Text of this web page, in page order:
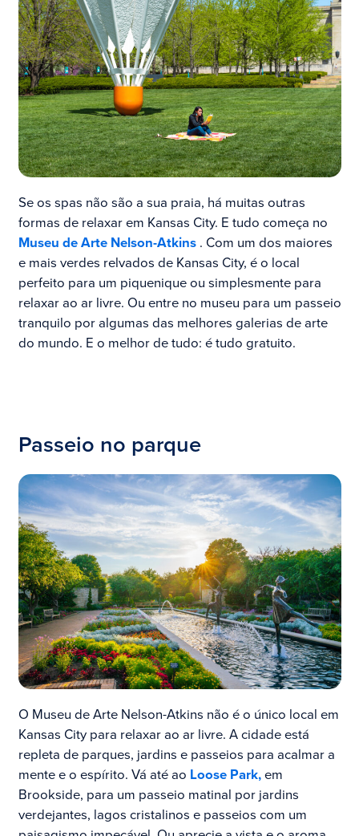
Se os spas não são a sua praia, há muitas outras
formas de relaxar em Kansas City. E tudo começa no
Museu de Arte Nelson-Atkins. Com um dos maiores
e mais verdes relvados de Kansas City, é o local
perfeito para um piquenique ou simplesmente para
relaxar ao ar livre. Ou entre no museu para um passeio
tranquilo por algumas das melhores galerias de arte
do mundo. E o melhor de tudo: é tudo gratuito.
Passeio no parque
O Museu de Arte Nelson-Atkins não é o único local em
Kansas City para relaxar ao ar livre. A cidade está
repleta de parques, jardins e passeios para acalmar a
mente e o espírito. Vá até ao Loose Park,em
Brookside, para um passeio matinal por jardins
verdejantes, lagos cristalinos e passeios com um